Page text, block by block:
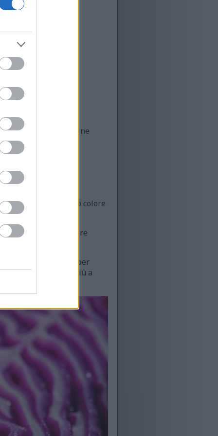
sapore, ma ne
il suo intenso colore
e possono prevenire
È un ottimo modo per
e aiutarti a vivere più a